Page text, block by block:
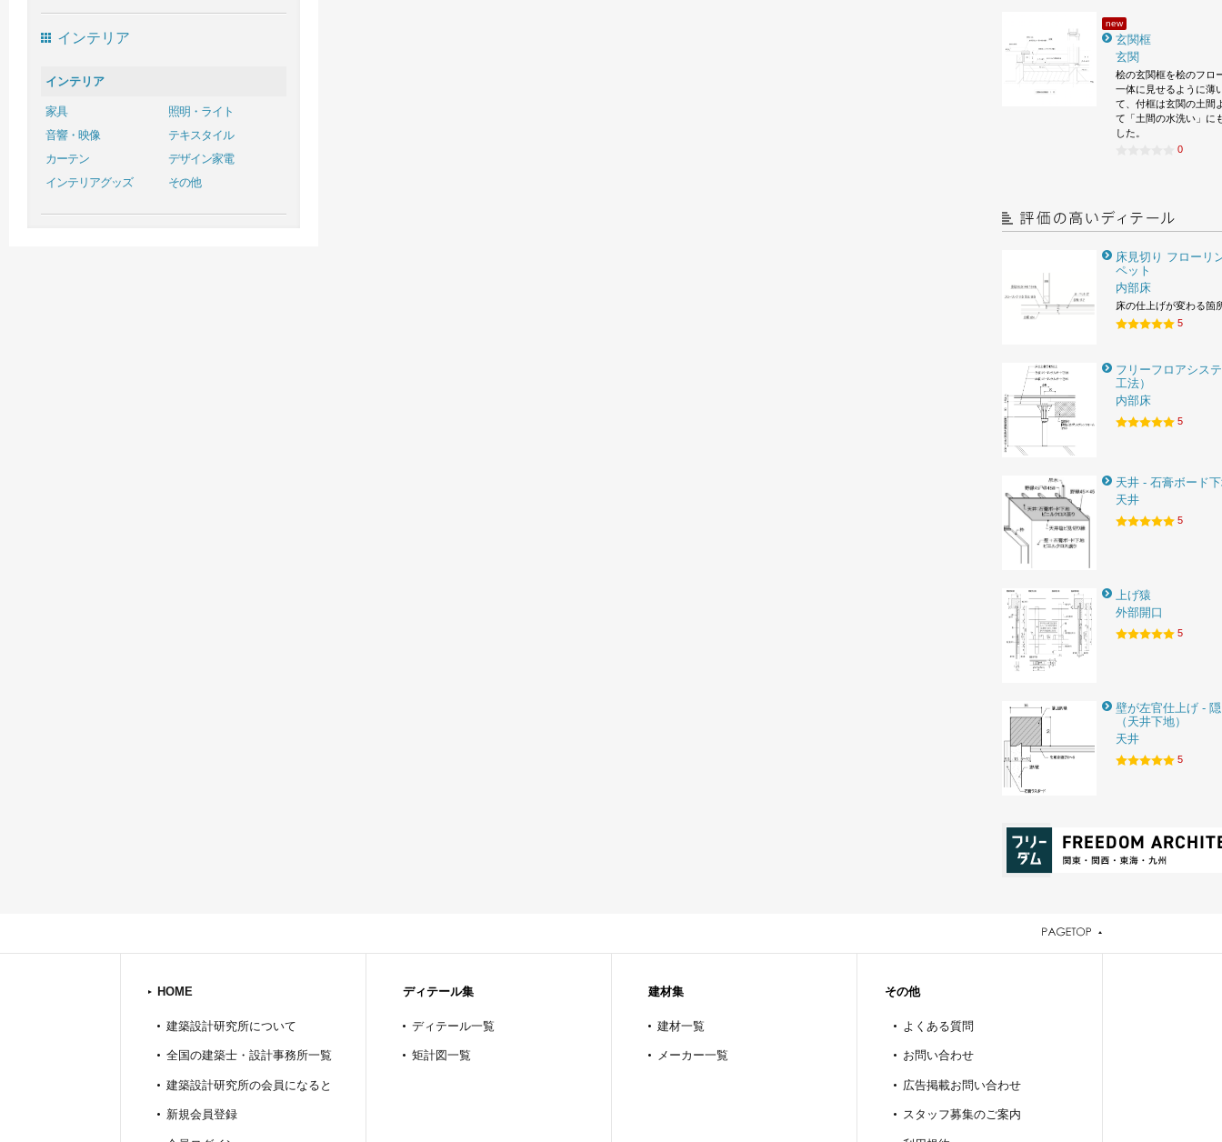
インテリア
インテリア
家具
照明・ライト
音響・映像
テキスタイル
カーテン
デザイン家電
インテリアグッズ
その他
new
玄関框
玄関
桧の玄関框を桧のフロ
一体に見せるように薄
て、付框は玄関の土間
て「土間の水洗い」に
した。
0
床見切り フローリ
ペット
内部床
床の仕上げが変わる箇
5
フリーフロアシス
工法）
内部床
5
天井 - 石膏ボード
天井
5
上げ猿
外部開口
5
壁が左官仕上げ -
（天井下地）
天井
5
HOME
建築設計研究所について
全国の建築士・設計事務所一覧
建築設計研究所の会員になると
新規会員登録
ディテール集
ディテール一覧
矩計図一覧
建材集
建材一覧
メーカー一覧
その他
よくある質問
お問い合わせ
広告掲載お問い合わせ
スタッフ募集のご案内